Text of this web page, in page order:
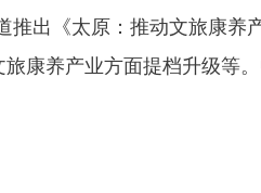
推出《太原：推动文旅康养
康养产业方面提档升级等